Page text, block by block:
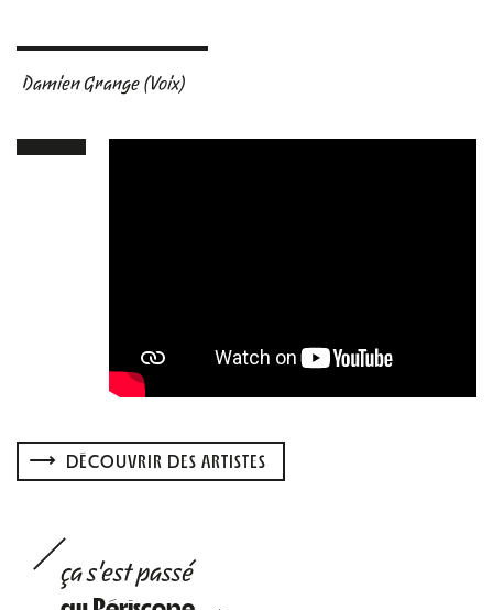
Damien Grange (Voix)
DÉCOUVRIR DES ARTISTES
ça s'est passé